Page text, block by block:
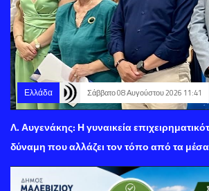
Ελλάδα Σάββατο 08 Αυγούστου 2026 11:41
Λ. Αυγενάκης: Η γυναικεία
δύναμη που αλλάζει τον τόπο από τα μέσα